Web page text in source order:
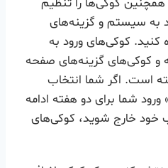
به سیستم و گزینه‌های
کوکی‌های ورود به
و کوکی‌های گزینه‌های صفحه
است. اگر شما انتخاب
شما برای دو هفته ادامه
خود خارج شوید، کوکی‌های